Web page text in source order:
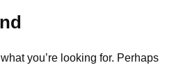
you’re looking for. Perhaps